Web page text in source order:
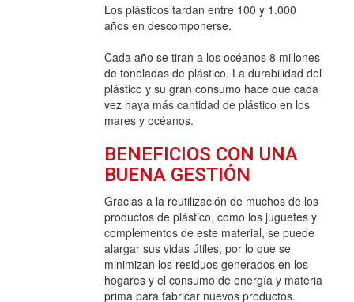
Los plásticos tardan entre 100 y 1.000
años en descomponerse.
Cada año se tiran a los océanos 8 millones
de toneladas de plástico. La durabilidad del
plástico y su gran consumo hace que cada
vez haya más cantidad de plástico en los
mares y océanos.
BENEFICIOS CON UNA
BUENA GESTIÓN
Gracias a la reutilización de muchos de los
productos de plástico, como los juguetes y
complementos de este material, se puede
alargar sus vidas útiles, por lo que se
minimizan los residuos generados en los
hogares y el consumo de energía y materia
prima para fabricar nuevos productos.